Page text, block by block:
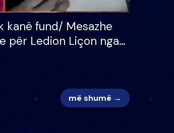
kanë fund/ Mesazhe
për Ledion Liçon nga
më shumë →